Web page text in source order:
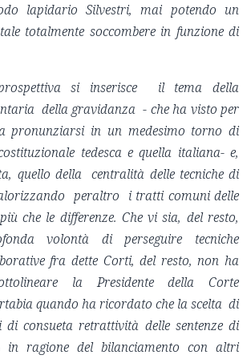
lapidario Silvestri, mai potendo un
totalmente soccombere in funzione di
si inserisce il tema della
della gravidanza - che ha visto per
pronunziarsi in un medesimo torno di
tedesca e quella italiana- e,
quello della centralità delle tecniche di
peraltro i tratti comuni delle
che le differenze. Che vi sia, del resto,
volontà di perseguire tecniche
fra dette Corti, del resto, non ha
la Presidente della Corte
quando ha ricordato che la scelta di
consueta retrattività delle sentenze di
in ragione del bilanciamento con altri